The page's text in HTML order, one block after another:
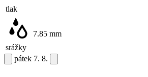
tlak
srážky
7.85 mm
pátek 7. 8.